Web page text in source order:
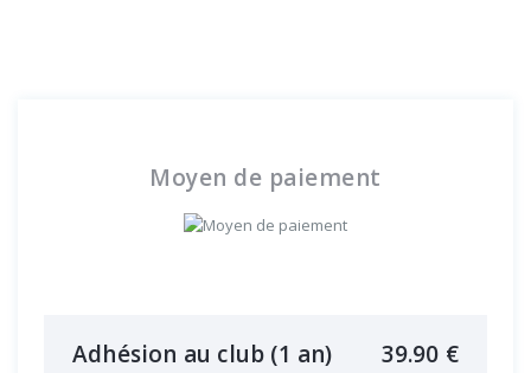
Moyen de paiement
Adhésion au club (1 an) 39.90 €